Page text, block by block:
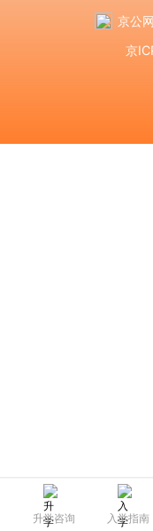
京公
京
升学咨询 入学指南